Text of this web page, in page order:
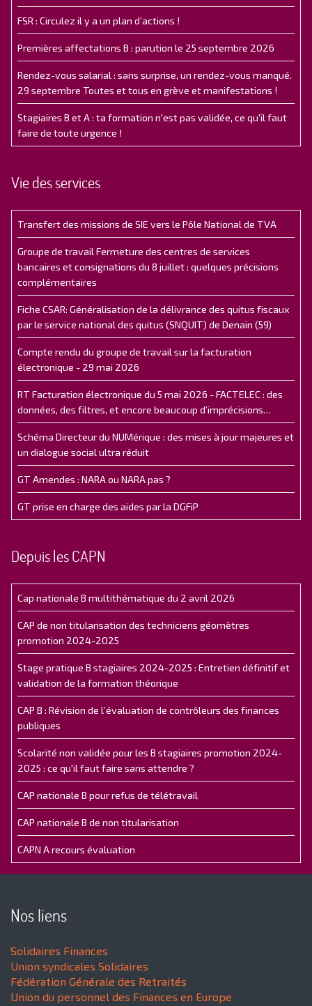
FSR : Circulez il y a un plan d’actions !
Premières affectations B : parution le 25 septembre 2026
Rendez-vous salarial : sans surprise, un rendez-vous manqué.
29 septembre Toutes et tous en grève et manifestations !
Stagiaires B et A : ta formation n'est pas validée, ce qu'il faut
faire de toute urgence !
Vie des services
Transfert des missions de SIE vers le Pôle National de TVA
Groupe de travail Fermeture des centres de services
bancaires et consignations du 8 juillet : quelques précisions
complémentaires
Fiche CSAR: Généralisation de la délivrance des quitus fiscaux
par le service national des quitus (SNQUIT) de Denain (59)
Compte rendu du groupe de travail sur la facturation
électronique - 29 mai 2026
RT Facturation électronique du 5 mai 2026 - FACTELEC : des
données, des filtres, et encore beaucoup d’imprécisions…
Schéma Directeur du NUMérique : des mises à jour majeures et
un dialogue social ultra réduit
GT Amendes : NARA ou NARA pas ?
GT prise en charge des aides par la DGFiP
Depuis les CAPN
Cap nationale B multithématique du 2 avril 2026
CAP de non titularisation des techniciens géomètres
promotion 2024-2025
Stage pratique B stagiaires 2024-2025 : Entretien définitif et
validation de la formation théorique
CAP B : Révision de l’évaluation de contrôleurs des finances
publiques
Scolarité non validée pour les B stagiaires promotion 2024-
2025 : ce qu'il faut faire sans attendre ?
CAP nationale B pour refus de télétravail
CAP nationale B de non titularisation
CAPN A recours évaluation
Nos liens
Solidaires Finances
Union syndicales Solidaires
Fédération Générale des Retraités
Union du personnel des Finances en Europe